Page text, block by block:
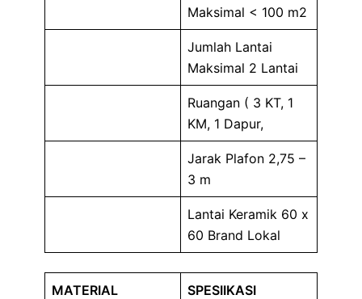
Maksimal < 100 m2
Jumlah Lantai
Maksimal 2 Lantai
Ruangan ( 3 KT, 1
KM, 1 Dapur,
Jarak Plafon 2,75 –
3 m
Lantai Keramik 60 x
60 Brand Lokal
MATERIAL
SPESIIKASI